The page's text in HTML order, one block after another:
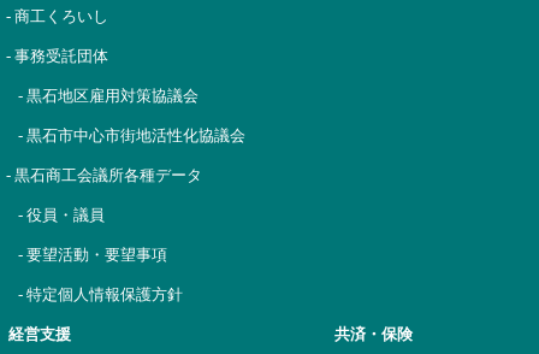
- 商工くろいし
- 事務受託団体
- 黒石地区雇用対策協議会
- 黒石市中心市街地活性化協議会
- 黒石商工会議所各種データ
- 役員・議員
- 要望活動・要望事項
- 特定個人情報保護方針
経営支援 共済・保険